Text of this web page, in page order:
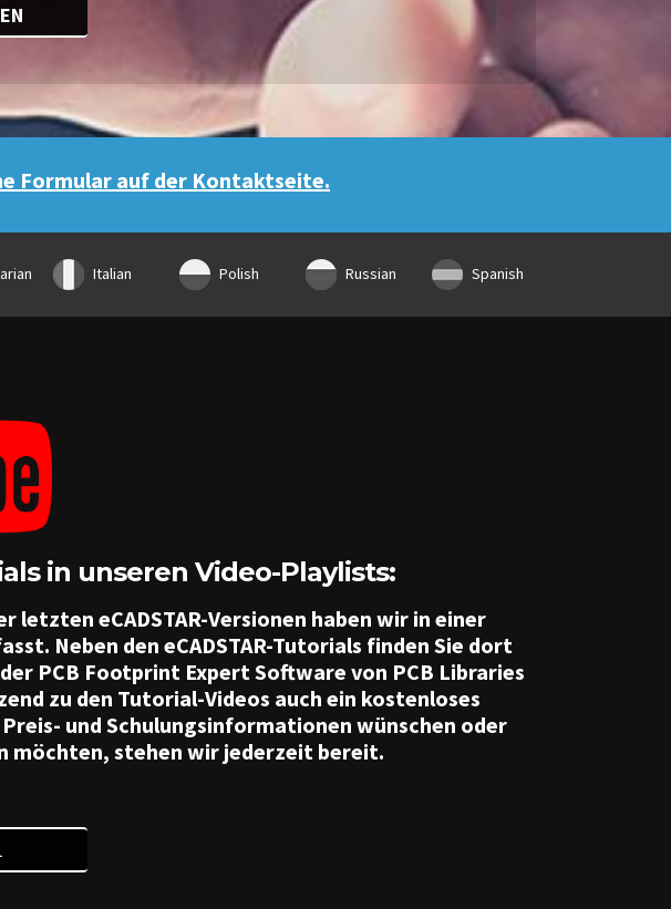
Formular auf der Kontaktseite.
Italian Polish Russian Spanish
in unseren Video-Playlists:
eCADSTAR-Versionen haben wir in einer
Neben den eCADSTAR-Tutorials finden Sie dort
PCB Footprint Expert Software von PCB Libraries
zu den Tutorial-Videos auch ein kostenloses
und Schulungsinformationen wünschen oder
möchten, stehen wir jederzeit bereit.